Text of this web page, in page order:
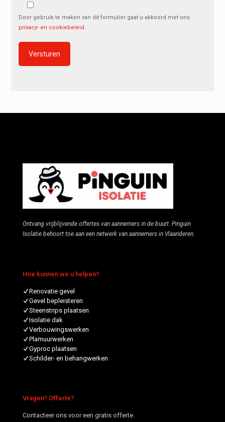
Door gebruik te maken van dit formulier gaat u akkoord met ons
privacy- en cookiebeleid .
Ontvang vrijblijvende offertes van aannemers in de buurt. Pinguin
Isolatie behoort toe aan een netwerk van aannemers in Vlaanderen.
Hoe kunnen we u helpen?
Renovatie gevel
Gevel bepleisteren
Steenstrips plaatsen
Isolatie dak
Verbouwingswerken
Plamuurwerken
Gyproc plaatsen
Schilder- en behangwerken
Vragen? Offerte?
Contacteer ons voor een gratis offerte.